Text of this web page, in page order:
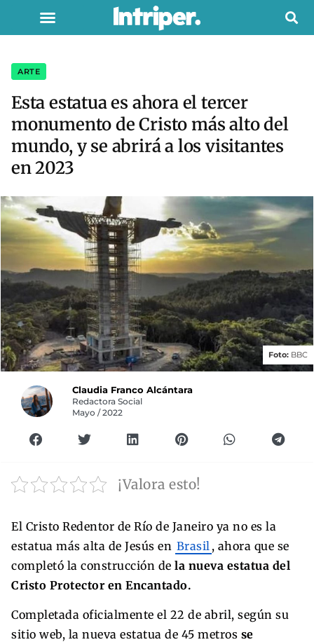
ARTE
Esta estatua es ahora el tercer
monumento de Cristo más alto del
mundo, y se abrirá a los visitantes
en 2023
Foto: BBC
Claudia Franco Alcántara
Redactora Social
Mayo / 2022
¡Valora esto!
El Cristo Redentor de Río de Janeiro ya no es la
estatua más alta de Jesús en Brasil , ahora que se
completó la construcción de la nueva estatua del
Cristo Protector en Encantado.
Completada oficialmente el 22 de abril, según su
sitio web, la nueva estatua de 45 metros se